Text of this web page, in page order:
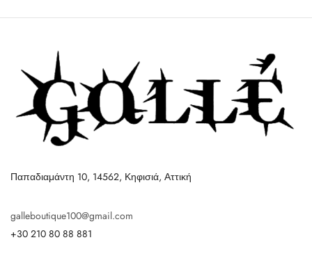
Παπαδιαμάντη 10, 14562, Κηφισιά, Αττική
galleboutique100@gmail.com
+30 210 80 88 881